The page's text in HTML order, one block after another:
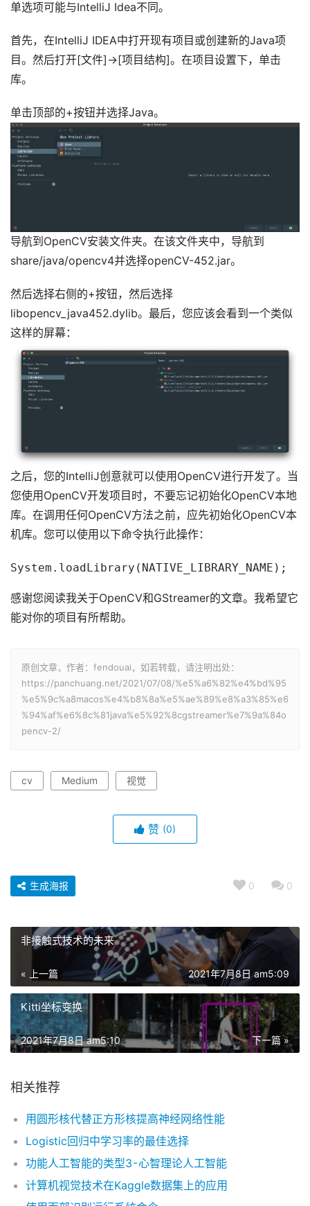
单选项可能与IntelliJ Idea不同。
首先，在IntelliJ IDEA中打开现有项目或创建新的Java项
目。然后打开[文件]->[项目结构]。在项目设置下，单击
库。
单击顶部的+按钮并选择Java。
导航到OpenCV安装文件夹。在该文件夹中，导航到
share/java/opencv4并选择openCV-452.jar。
然后选择右侧的+按钮，然后选择
libopencv_java452.dylib。最后，您应该会看到一个类似
这样的屏幕：
之后，您的IntelliJ创意就可以使用OpenCV进行开发了。当
您使用OpenCV开发项目时，不要忘记初始化OpenCV本地
库。在调用任何OpenCV方法之前，应先初始化OpenCV本
机库。您可以使用以下命令执行此操作：
System.loadLibrary(NATIVE_LIBRARY_NAME);
感谢您阅读我关于OpenCV和GStreamer的文章。我希望它
能对你的项目有所帮助。
原创文章，作者：fendouai，如若转载，请注明出处：
https://panchuang.net/2021/07/08/%e5%a6%82%e4%bd%95
%e5%9c%a8macos%e4%b8%8a%e5%ae%89%e8%a3%85%e6
%94%af%e6%8c%81java%e5%92%8cgstreamer%e7%9a%84o
pencv-2/
cv Medium 视觉
赞 (0)
0 0
生成海报
非接触式技术的未来
« 上一篇 2021年7月8日 am5:09
Kitti坐标变换
下一篇 »
2021年7月8日 am5:10
相关推荐
用圆形核代替正方形核提高神经网络性能
Logistic回归中学习率的最佳选择
功能人工智能的类型3 - 心智理论人工智能
计算机视觉技术在Kaggle数据集上的应用